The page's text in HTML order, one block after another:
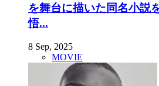
を舞台に描いた同名小説
悟...
8 Sep, 2025
MOVIE